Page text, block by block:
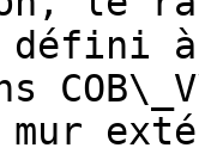
défini
mur